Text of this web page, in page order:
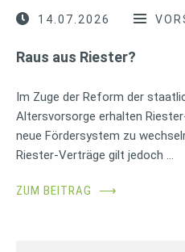
14.07.2026
Raus aus Riester?
Im Zuge der Reform der
Altersvorsorge erhalten
neue Fördersystem zu
Riester-Verträge gilt jedoch …
ZUM BEITRAG ⟶